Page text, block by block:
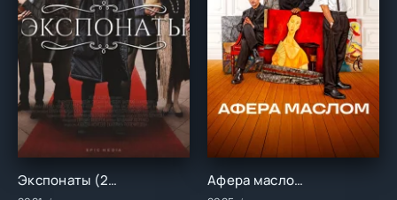
Экспонаты (2021) Афера маслом (2025)